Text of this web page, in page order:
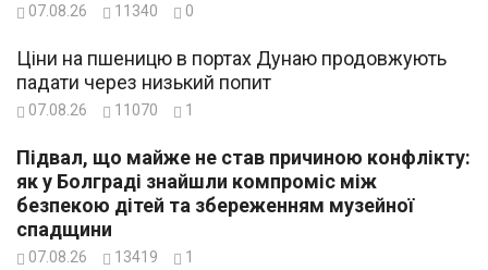
07.08.26 11340 0
Ціни на пшеницю в портах Дунаю продовжують
падати через низький попит
07.08.26 11070 1
Підвал, що майже не став причиною конфлікту:
як у Болграді знайшли компроміс між
безпекою дітей та збереженням музейної
спадщини
07.08.26 13419 1